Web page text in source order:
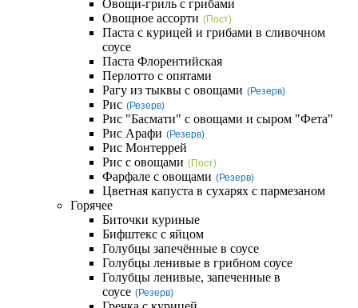
Овощи-гриль с грибами
Овощное ассорти (Пост)
Паста с курицей и грибами в сливочном
соусе
Паста Флорентийская
Перлотто с опятами
Рагу из тыквы с овощами (Резерв)
Рис (Резерв)
Рис "Басмати" с овощами и сыром "Фета"
Рис Арафи (Резерв)
Рис Монтеррей
Рис с овощами (Пост)
Фарфале с овощами (Резерв)
Цветная капуста в сухарях с пармезаном
Горячее
Биточки куриные
Бифштекс с яйцом
Голубцы запечённые в соусе
Голубцы ленивые в грибном соусе
Голубцы ленивые, запеченные в
соусе (Резерв)